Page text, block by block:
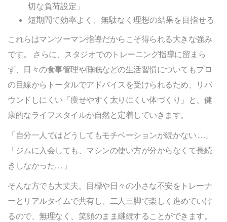
切な負荷設定」
短期間で効率よく、無駄なく理想の結果を目指せる
これらはマンツーマン指導だからこそ得られる大きな強み
です。 さらに、スタジオでのトレーニング指導に留まら
ず、日々の食事管理や睡眠などの生活習慣についてもプロ
の目線からトータルでアドバイスを受けられるため、リバ
ウンドしにくい「痩せやすく太りにくい体づくり」と、健
康的なライフスタイルが自然と定着していきます。
「自分一人ではどうしてもモチベーションが続かない……」
「ジムに入会しても、マシンの使い方が分からなくて長続
きしなかった……」
そんな方でも大丈夫。目標や日々の小さな不安をトレーナ
ーとリアルタイムで共有し、二人三脚で楽しく進めていけ
るので、無理なく、笑顔のまま継続することができます。